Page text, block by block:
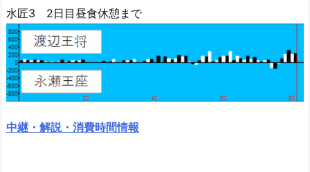
水匠3 2日目昼食休憩まで
中継・解説・消費時間情報